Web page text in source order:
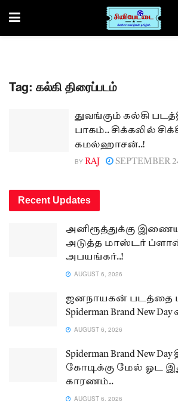
Tag: கல்கி திரைப்படம்
துவங்கும் கல்கி
பாகம்.. சிக்கலில்
கமல்ஹாசன்..!
BY RAJ SEPTEMBER
Recent Updates
அனிரூத்துக்கு
அடுத்த மாஸ்டர்
அபயங்கர்..!
AUGUST 6, 2026
ஜனநாயகன் படத்தை
Spiderman Brand New
AUGUST 6, 2026
Spiderman Brand New
கோடிக்கு மேல் ஓட
காரணம்..
AUGUST 6, 2026